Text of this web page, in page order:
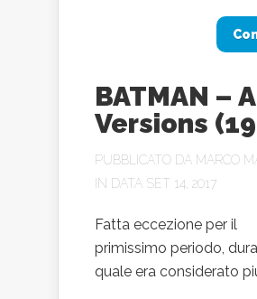
BATMAN –
Versions
PUBBLICATO DA MARCO
IN DATA SET 14, 2017
Fatta eccezione per il
primissimo periodo,
quale era considerato